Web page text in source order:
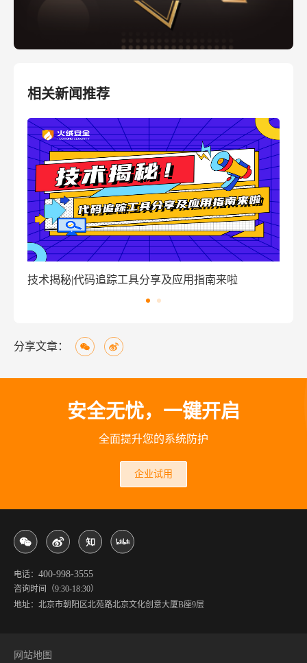
相关新闻推荐
窃密病毒伪装Windows激活程序 盗取用户资金
分享文章：
安全无忧，一键开启
全面提升您的系统防护
企业试用
电话： 400-998-3555
咨询时间（9:30-18:30）
地址：北京市朝阳区北苑路北京文化创意大厦B座9层
网站地图